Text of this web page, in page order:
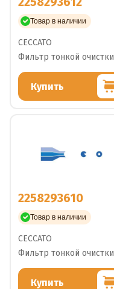
Товар в наличии
CECCATO
Фильтр тонкой очистки
Купить
2258293610
Товар в наличии
CECCATO
Фильтр тонкой очистки
Купить